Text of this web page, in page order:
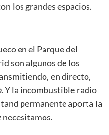
los grandes espacios.
en el Parque del
son algunos de los
en directo,
. Y la incombustible radio
permanente aporta la
necesitamos.